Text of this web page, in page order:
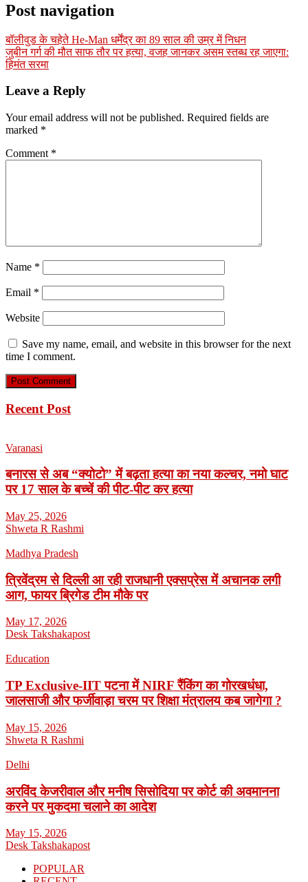
Post navigation
बॉलीवुड के चहेते He-Man धर्मेंद्र का 89 साल की उम्र में निधन
जुबीन गर्ग की मौत साफ तौर पर हत्या, वजह जानकर असम स्तब्ध रह जाएगा:
हिमंत सरमा
Leave a Reply
Your email address will not be published. Required fields are
marked *
Comment *
Name *
Email *
Website
Save my name, email, and website in this browser for the next
time I comment.
Recent Post
Varanasi
बनारस से अब “क्योटो” में बढ़ता हत्या का नया कल्चर, नमो घाट
पर 17 साल के बच्चें की पीट-पीट कर हत्या
May 25, 2026
Shweta R Rashmi
Madhya Pradesh
त्रिवेंद्रम से दिल्ली आ रही राजधानी एक्सप्रेस में अचानक लगी
आग, फायर ब्रिगेड टीम मौके पर
May 17, 2026
Desk Takshakapost
Education
TP Exclusive-IIT पटना में NIRF रैंकिंग का गोरखधंधा,
जालसाजी और फर्जीवाड़ा चरम पर शिक्षा मंत्रालय कब जागेगा ?
May 15, 2026
Shweta R Rashmi
Delhi
अरविंद केजरीवाल और मनीष सिसोदिया पर कोर्ट की अवमानना
करने पर मुकदमा चलाने का आदेश
May 15, 2026
Desk Takshakapost
POPULAR